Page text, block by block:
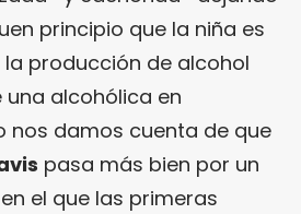
principio que la niña es
producción de alcohol
alcohólica en
nos damos cuenta de que
pasa más bien por un
el que las primeras